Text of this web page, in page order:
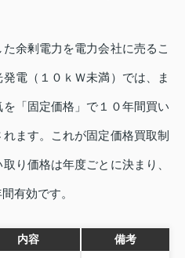
余剰電力を電力会社に売るこ
電（１０ｋＷ未満）では、ま
「固定価格」で１０年間買い
ます。これが固定価格買取制
り価格は年度ごとに決まり、
有効です。
内容 備考